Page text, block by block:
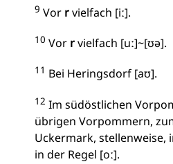
9 Vor rvielfach [iː].
10 Vor rvielfach [uː]~[ʊə].
11 Bei Heringsdorf [aʊ].
12 Im südöstlichen
übrigen Vorpommern,
Uckermark, stellenweise,
in der Regel [oː].